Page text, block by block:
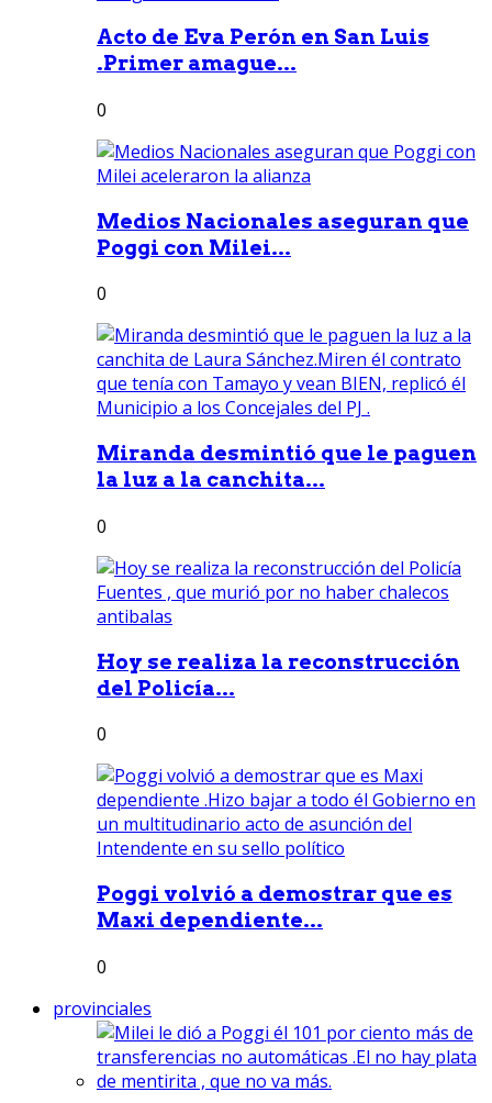
Acto de Eva Perón en San Luis
.Primer amague...
0
Medios Nacionales aseguran que
Poggi con Milei...
0
Miranda desmintió que le paguen
la luz a la canchita...
0
Hoy se realiza la reconstrucción
del Policía...
0
Poggi volvió a demostrar que es
Maxi dependiente...
0
provinciales